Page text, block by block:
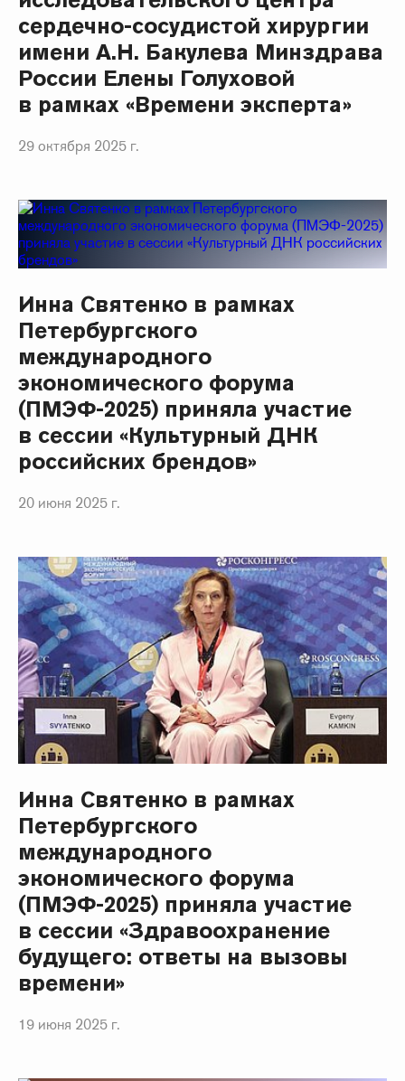
сердечно-сосудистой хирургии
имени А.Н. Бакулева Минздрава
России Елены Голуховой
в рамках «Времени эксперта»
29 октября 2025 г.
Инна Святенко в рамках
Петербургского
международного
экономического форума
(ПМЭФ-2025) приняла участие
в сессии «Культурный ДНК
российских брендов»
20 июня 2025 г.
Инна Святенко в рамках
Петербургского
международного
экономического форума
(ПМЭФ-2025) приняла участие
в сессии «Здравоохранение
будущего: ответы на вызовы
времени»
19 июня 2025 г.